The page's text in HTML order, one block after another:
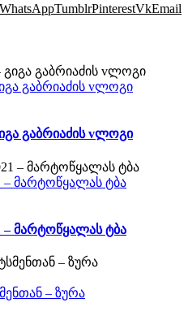
WhatsAppTumblrPinterestVkEmail
გაბრიაძის vლოგი
გაბრიაძის vლოგი
მარტოწყალას ტბა
მარტოწყალას ტბა
– ზურა